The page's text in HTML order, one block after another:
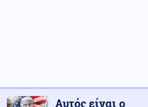
Αυτός είναι ο